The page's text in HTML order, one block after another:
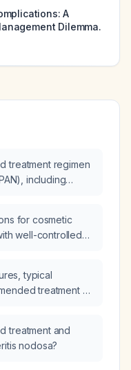
A
Dilemma.
treatment regimen
including
for cosmetic
well-controlled
typical
treatment of
treatment and
nodosa?